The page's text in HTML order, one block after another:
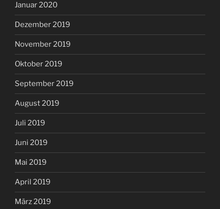
Januar 2020
Dezember 2019
November 2019
Oktober 2019
September 2019
August 2019
Juli 2019
Juni 2019
Mai 2019
April 2019
März 2019